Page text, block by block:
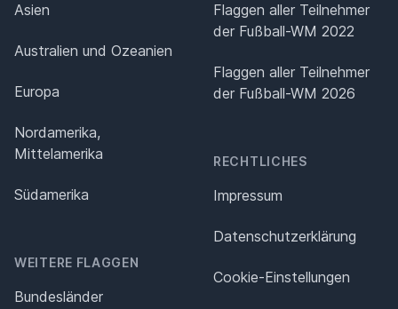
Asien
Australien und Ozeanien
Europa
Nordamerika,
Mittelamerika
Südamerika
WEITERE FLAGGEN
Bundesländer
Flaggen aller Teilnehmer
der Fußball-WM 2022
Flaggen aller Teilnehmer
der Fußball-WM 2026
RECHTLICHES
Impressum
Datenschutz­erklärung
Cookie-Einstellungen